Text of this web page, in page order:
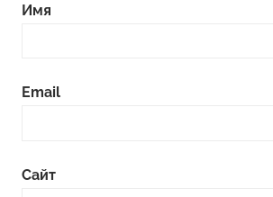
Имя
Email
Сайт